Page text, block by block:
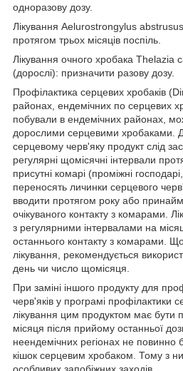
одноразову дозу.
Лікування Aelurostrongylus
протягом трьох місяців поспіль.
Лікування очного хробака Thelazia
(дорослі): призначити разову дозу.
Профілактика серцевих хробаків
районах, ендемічних по серцевих
побували в ендемічних районах,
дорослими серцевими хробаками.
серцевому черв'яку продукт слід
регулярні щомісячні інтервали
присутні комарі (проміжні
переносять личинки серцевого
вводити протягом року або
очікуваного контакту з комарами.
з регулярними інтервалами на
останнього контакту з комарами.
лікування, рекомендується
день чи число щомісяця.
При заміні іншого продукту для
черв'яків у програмі профілактики
лікування цим продуктом має бути
місяця після прийому останньої
неендемічних регіонах не повинно
кішок серцевим хробаком. Тому з
особливих запобіжних заходів.